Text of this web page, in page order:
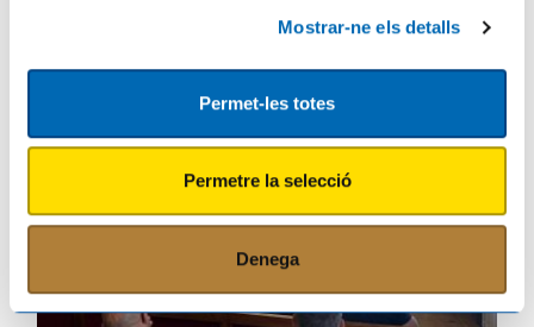
Mostrar-ne els detalls
Permet-les totes
Permetre la selecció
Denega